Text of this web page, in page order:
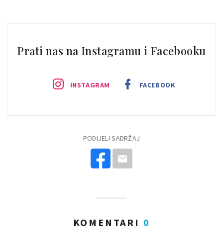
Prati nas na Instagramu i Facebooku
INSTAGRAM FACEBOOK
PODIJELI SADRŽAJ
KOMENTARI 0